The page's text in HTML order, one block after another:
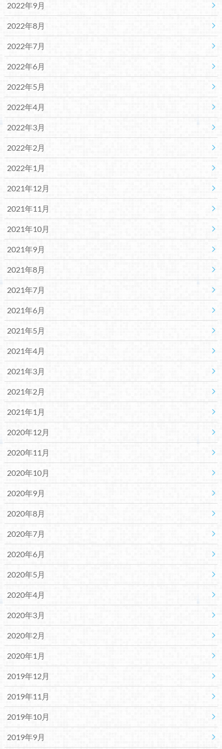
2022年9月
2022年8月
2022年7月
2022年6月
2022年5月
2022年4月
2022年3月
2022年2月
2022年1月
2021年12月
2021年11月
2021年10月
2021年9月
2021年8月
2021年7月
2021年6月
2021年5月
2021年4月
2021年3月
2021年2月
2021年1月
2020年12月
2020年11月
2020年10月
2020年9月
2020年8月
2020年7月
2020年6月
2020年5月
2020年4月
2020年3月
2020年2月
2020年1月
2019年12月
2019年11月
2019年10月
2019年9月